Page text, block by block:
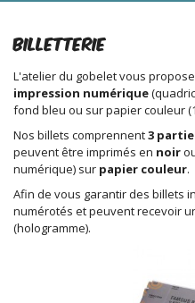
BILLETTERIE
L'atelier du gobelet vous
impression numérique
fond bleu ou sur papier couleur
Nos billets comprennent3
peuvent être imprimés en noir
numérique) sur papier couleur.
Afin de vous garantir des billets
numérotés et peuvent recevoir
(hologramme).